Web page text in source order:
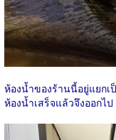
ห้องน้ำของร้านนี้อยู่แยกเ
ห้องน้ำเสร็จแล้วจึงออกไป